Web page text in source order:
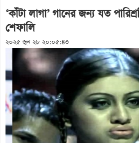
‘কাঁটা লাগা’ গানের জন্য যত
শেফালি
২০২৫ জুন ২৮ ২০:০৫:৪৩